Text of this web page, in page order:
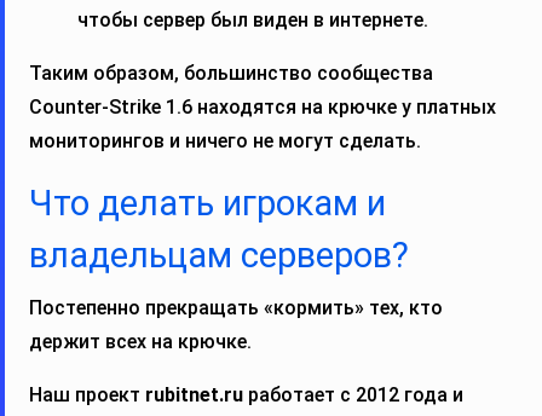
чтобы сервер был виден в интернете.
Таким образом, большинство сообщества
Counter‑Strike 1.6 находятся на крючке у платных
мониторингов и ничего не могут сделать.
Что делать игрокам и
владельцам серверов?
Постепенно прекращать «кормить» тех, кто
держит всех на крючке.
Наш проект rubitnet.ru работает с 2012 года и